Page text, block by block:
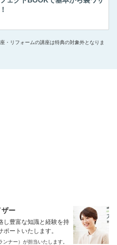
・リフォームの講座は特典の対象外となりま
ザー
し豊富な知識と経験を持
ートいたします。
ナー）が担当いたします。